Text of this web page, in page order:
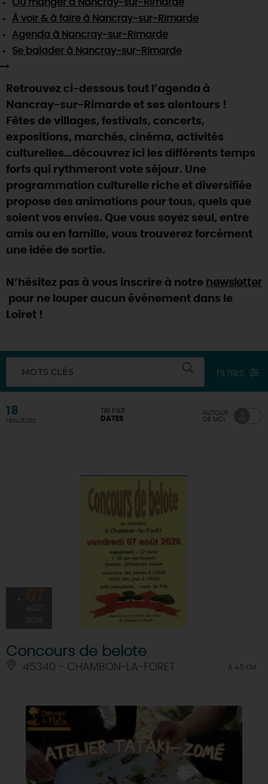
TOUTES LES ACTIVITÉS
Visitesgourmandesetcréatives
Vins etvignobles
Chic,une aire de pique-nique
Par ici lesguinguettes
La Route desMétiers d'Art
TOUT L'ART DE VIVRE
Des vacances auprès des animaux 🐎
(re)Découvrir les coulisses de la Faïencerie de
Gien !
Une saison de festivals 🎉
Rendez-vous de la nature en 2026
Des sorties en famille dans le Loiret !
Programme des animations "Loiret au fil de l'eau"
Où sortir ?
AUJOURD'HUI
DEMAIN
SE REPÉRER,SE DÉPLACER
INFOS &SERVICES
Où manger à Nancray-sur-Rimarde
À voir & à faire à Nancray-sur-Rimarde
Agenda à Nancray-sur-Rimarde
Se balader à Nancray-sur-Rimarde
Retrouvez ci-dessous tout l’agenda à
Nancray-sur-Rimarde et ses alentours !
Fêtes de villages, festivals, concerts,
expositions, marchés, cinéma, activités
culturelles…découvrez ici les différents temps
forts qui rythmeront vote séjour. Une
programmation culturelle riche et diversifiée
propose des animations pour tous, quels que
soient vos envies. Que vous soyez seul, entre
amis ou en famille, vous trouverez forcément
une idée de sortie.
N’hésitez pas à vous inscrire à notre newsletter
pour ne louper aucun événement dans le
Loiret !
MOTS CLÉS FILTRES
18
résultats
TRI PAR
DATES
AUTOUR
DE MOI
07
AOÛT
2026
Concours de belote
45340 - CHAMBON-LA-FORET À 4.5 KM